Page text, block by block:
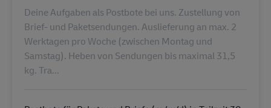
Deine Aufgaben als Postbote bei uns. Zustellung von
Brief- und Paketsendungen. Auslieferung an max. 2
Werktagen pro Woche (zwischen Montag und
Samstag). Heben von Sendungen bis maximal 31,5
kg. Tra...